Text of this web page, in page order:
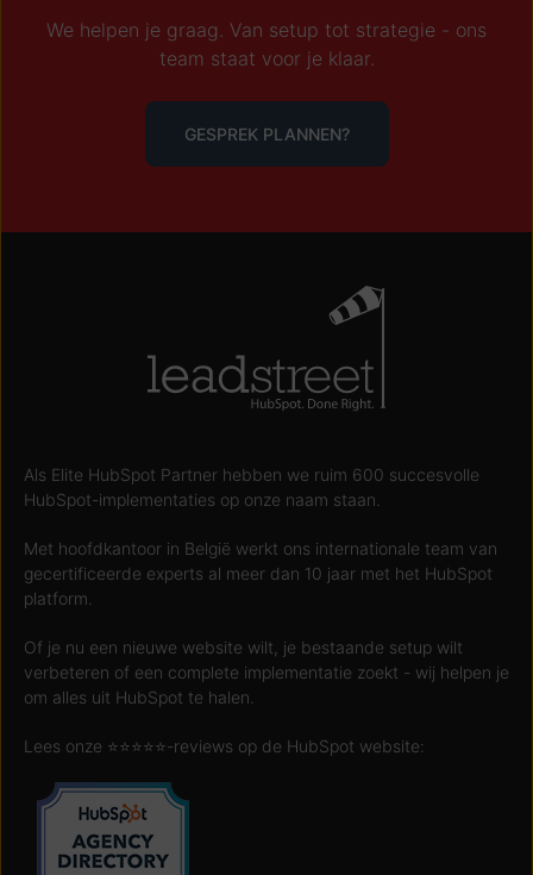
We helpen je graag. Van setup tot strategie - ons
team staat voor je klaar.
GESPREK PLANNEN?
Als Elite HubSpot Partner hebben we ruim 600 succesvolle
HubSpot-implementaties op onze naam staan.
Met hoofdkantoor in België werkt ons internationale team van
gecertificeerde experts al meer dan 10 jaar met het HubSpot
platform.
Of je nu een nieuwe website wilt, je bestaande setup wilt
verbeteren of een complete implementatie zoekt - wij helpen je
om alles uit HubSpot te halen.
Lees onze ⭐️⭐️⭐️⭐️⭐️-reviews op de HubSpot website: